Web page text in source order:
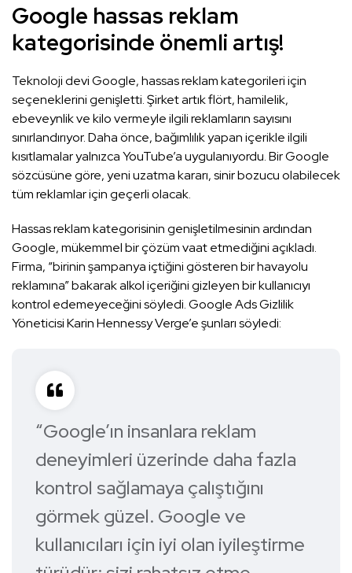
Google hassas reklam
kategorisinde önemli artış!
Teknoloji devi Google, hassas reklam kategorileri için
seçeneklerini genişletti. Şirket artık flört, hamilelik,
ebeveynlik ve kilo vermeyle ilgili reklamların sayısını
sınırlandırıyor. Daha önce, bağımlılık yapan içerikle ilgili
kısıtlamalar yalnızca YouTube’a uygulanıyordu. Bir Google
sözcüsüne göre, yeni uzatma kararı, sinir bozucu olabilecek
tüm reklamlar için geçerli olacak.
Hassas reklam kategorisinin genişletilmesinin ardından
Google, mükemmel bir çözüm vaat etmediğini açıkladı.
Firma, “birinin şampanya içtiğini gösteren bir havayolu
reklamına” bakarak alkol içeriğini gizleyen bir kullanıcıyı
kontrol edemeyeceğini söyledi. Google Ads Gizlilik
Yöneticisi Karin Hennessy Verge’e şunları söyledi:
“Google’ın insanlara reklam
deneyimleri üzerinde daha fazla
kontrol sağlamaya çalıştığını
görmek güzel. Google ve
kullanıcıları için iyi olan iyileştirme